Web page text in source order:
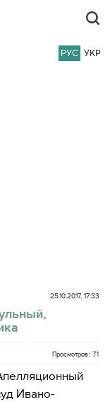
РУС УКР
25.10.2017, 17:33
Просмотров: 71
Ивано-